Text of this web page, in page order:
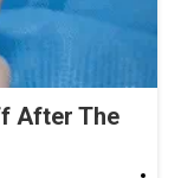
After The